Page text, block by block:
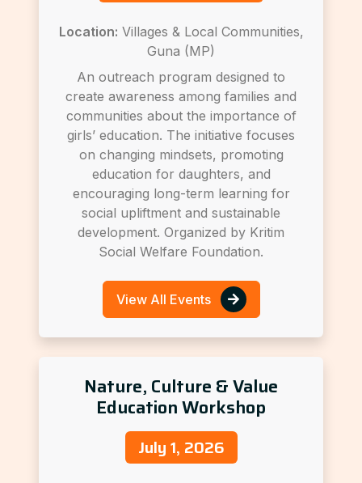
Location: Villages & Local Communities,
Guna (MP)
An outreach program designed to
create awareness among families and
communities about the importance of
girls’ education. The initiative focuses
on changing mindsets, promoting
education for daughters, and
encouraging long-term learning for
social upliftment and sustainable
development. Organized by Kritim
Social Welfare Foundation.
View All Events
Nature, Culture & Value
Education Workshop
July 1, 2026